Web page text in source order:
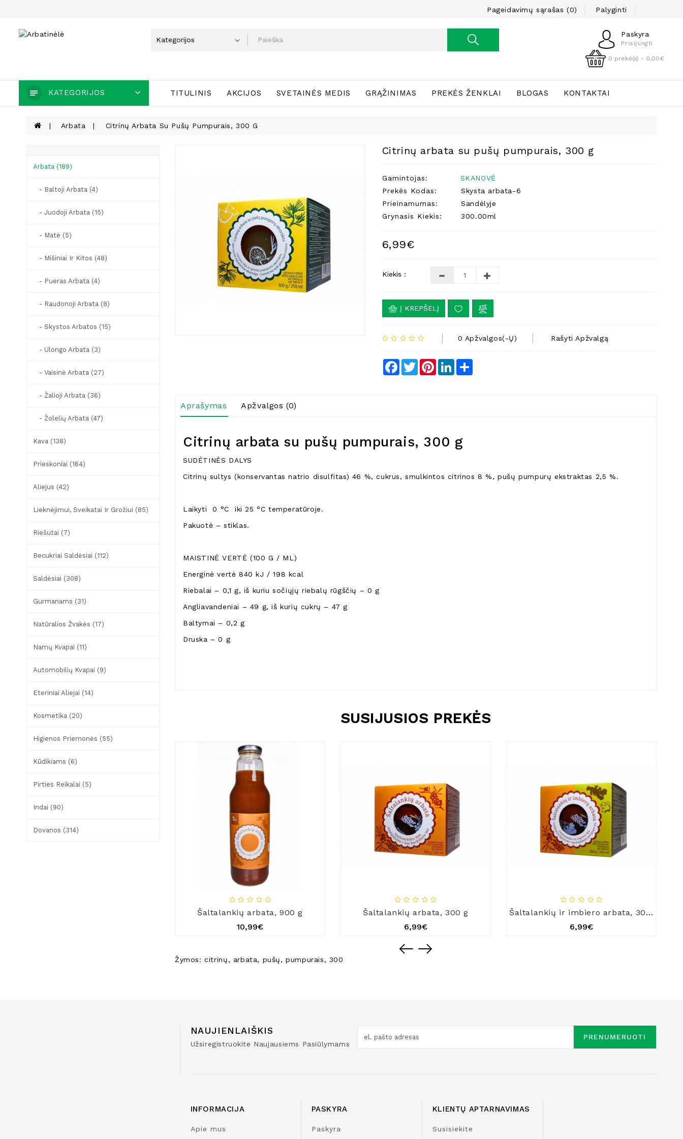
Pageidavimų sąrašas (0) Palyginti
Paskyra
Prisijungti
0 prekė(s) - 0,00€
KATEGORIJOS TITULINIS AKCIJOS SVETAINĖS MEDIS GRĄŽINIMAS PREKĖS ŽENKLAI BLOGAS KONTAKTAI
Arbata Citrinų Arbata Su Pušų Pumpurais, 300 G
Arbata (189)
- Baltoji Arbata (4)
- Juodoji Arbata (15)
- Matė (5)
- Mišiniai Ir Kitos (48)
- Pueras Arbata (4)
- Raudonoji Arbata (8)
- Skystos Arbatos (15)
- Ulongo Arbata (3)
- Vaisinė Arbata (27)
- Žalioji Arbata (36)
- Žolelių Arbata (47)
Kava (138)
Prieskoniai (164)
Aliejus (42)
Lieknėjimui, Sveikatai Ir Grožiui (85)
Riešutai (7)
Becukriai Saldėsiai (112)
Saldėsiai (308)
Gurmanams (31)
Natūralios Žvakės (17)
Namų Kvapai (11)
Automobilių Kvapai (9)
Eteriniai Aliejai (14)
Kosmetika (20)
Higienos Priemonės (55)
Kūdikiams (6)
Pirties Reikalai (5)
Indai (90)
Dovanos (314)
Citrinų arbata su pušų pumpurais, 300 g
Gamintojas:
SKANOVĖ
Prekės Kodas:
Skysta arbata-6
Prieinamumas:
Sandėlyje
Grynasis Kiekis:
300.00ml
6,99€
Kiekis :
Į KREPŠELĮ
0 Apžvalgos(-Ų) Rašyti Apžvalgą
Facebook
TwitterPinterestLinkedInShare
Aprašymas Apžvalgos (0)
Citrinų arbata su pušų pumpurais, 300 g
SUDĖTINĖS DALYS
Citrinų sultys (konservantas natrio disulfitas) 46 %, cukrus, smulkintos citrinos 8 %, pušų pumpurų ekstraktas 2,5 %.
Laikyti 0 °C iki 25 °C temperatūroje.
Pakuotė – stiklas.
MAISTINĖ VERTĖ (100 G / ML)
Energinė vertė 840 kJ / 198 kcal
Riebalai – 0,1 g, iš kuriu sočiųjų riebalų rūgščių – 0 g
Angliavandeniai – 49 g, iš kurių cukrų – 47 g
Baltymai – 0,2 g
Druska – 0 g
SUSIJUSIOS PREKĖS
Šaltalankių arbata, 900 g
10,99€
Šaltalankių arbata, 300 g
6,99€
Šaltalankių ir imbiero arbata, 300 g
6,99€
Žymos:citrinų, arbata, pušų,pumpurais, 300
NAUJIENLAIŠKIS
Užsiregistruokite Naujausiems Pasiūlymams
PRENUMERUOTI
INFORMACIJA
Apie mus
PASKYRA
Paskyra
KLIENTŲ APTARNAVIMAS
Susisiekite